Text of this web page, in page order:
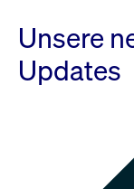
Unsere
Updates